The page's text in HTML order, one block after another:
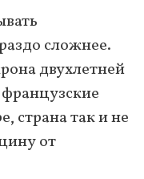
сложнее.
двухлетней
страна так и не
от